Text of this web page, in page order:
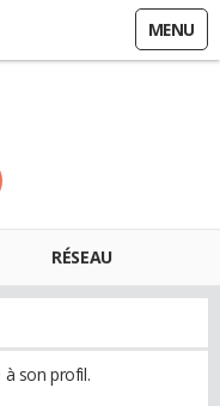
MENU
RÉSEAU
son profil.